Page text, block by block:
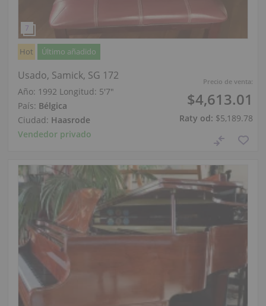
Precio de venta:
$4,613.01
Raty od: $5,189.78
Hot Último añadido
Usado, Samick, SG 172
Año: 1992 Longitud: 5′7″
País: Bélgica
Ciudad: Haasrode
Vendedor privado